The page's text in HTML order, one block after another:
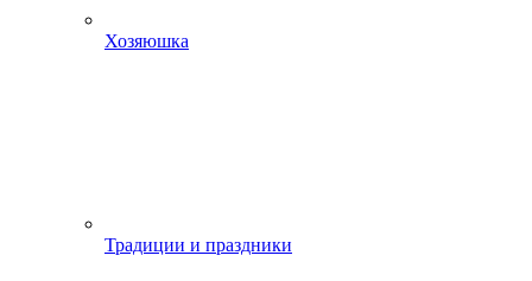
Хозяюшка
Традиции и праздники